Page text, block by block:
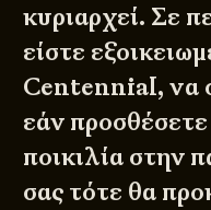
κυριαρχεί. Σε
είστε
Centennial, να
εάν
ποικιλία στην
σας τότε θα